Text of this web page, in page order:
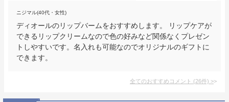
ニジマル(40代・女性)
ディオールのリップバームをおすすめします。 リップケアが
できるリップクリームなので色の好みなど関係なくプレゼン
トしやすいです。名入れも可能なのでオリジナルのギフトに
できます。
全てのおすすめコメント (26件) >